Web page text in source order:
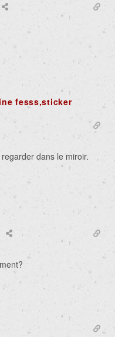
fesss,sticker
dans le miroir.